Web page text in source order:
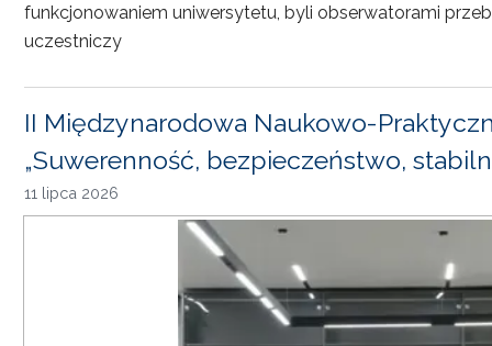
funkcjonowaniem uniwersytetu, byli obserwatorami
uczestniczy
II Międzynarodowa Naukowo-
„Suwerenność, bezpieczeństwo,
11 lipca 2026